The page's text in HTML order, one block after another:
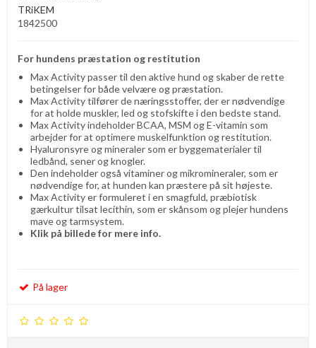
TRiKEM
1842500
For hundens præstation og restitution
Max Activity passer til den aktive hund og skaber de rette
betingelser for både velvære og præstation.
Max Activity tilfører de næringsstoffer, der er nødvendige
for at holde muskler, led og stofskifte i den bedste stand.
Max Activity indeholder BCAA, MSM og E-vitamin som
arbejder for at optimere muskelfunktion og restitution.
Hyaluronsyre og mineraler som er byggematerialer til
ledbånd, sener og knogler.
Den indeholder også vitaminer og mikromineraler, som er
nødvendige for, at hunden kan præstere på sit højeste.
Max Activity er formuleret i en smagfuld, præbiotisk
gærkultur tilsat lecithin, som er skånsom og plejer hundens
mave og tarmsystem.
Klik på billede for mere info.
På lager